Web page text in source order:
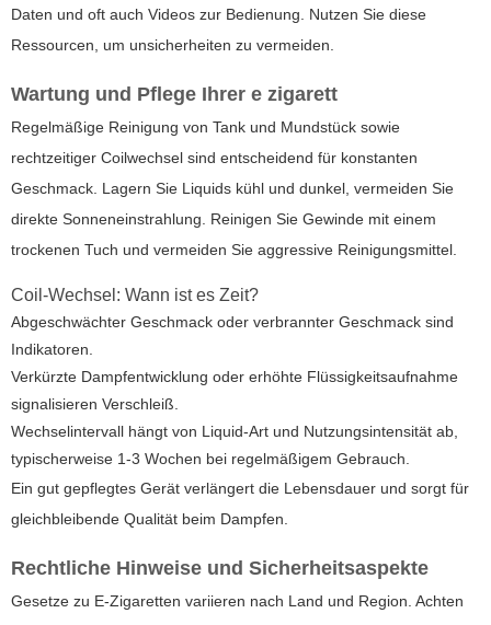
Daten und oft auch Videos zur Bedienung. Nutzen Sie diese
Ressourcen, um unsicherheiten zu vermeiden.
Wartung und Pflege Ihrer e zigarett
Regelmäßige Reinigung von Tank und Mundstück sowie
rechtzeitiger Coilwechsel sind entscheidend für konstanten
Geschmack. Lagern Sie Liquids kühl und dunkel, vermeiden Sie
direkte Sonneneinstrahlung. Reinigen Sie Gewinde mit einem
trockenen Tuch und vermeiden Sie aggressive Reinigungsmittel.
Coil-Wechsel: Wann ist es Zeit?
Abgeschwächter Geschmack oder verbrannter Geschmack sind
Indikatoren.
Verkürzte Dampfentwicklung oder erhöhte Flüssigkeitsaufnahme
signalisieren Verschleiß.
Wechselintervall hängt von Liquid-Art und Nutzungsintensität ab,
typischerweise 1-3 Wochen bei regelmäßigem Gebrauch.
Ein gut gepflegtes Gerät verlängert die Lebensdauer und sorgt für
gleichbleibende Qualität beim Dampfen.
Rechtliche Hinweise und Sicherheitsaspekte
Gesetze zu E-Zigaretten variieren nach Land und Region. Achten